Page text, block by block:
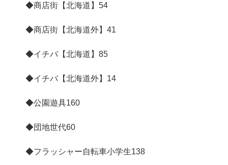
◆商店街【北海道】 54
◆商店街【北海道外】 41
◆イチバ【北海道】 85
◆イチバ【北海道外】 14
◆公園遊具160
◆団地世代60
◆フラッシャー自転車小学生138